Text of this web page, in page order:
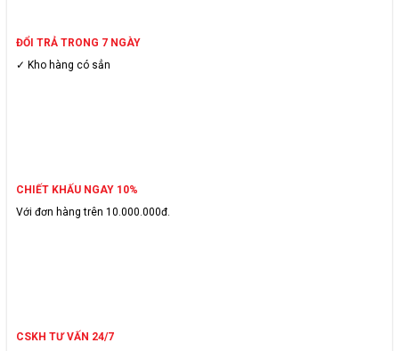
ĐỔI TRẢ TRONG 7 NGÀY
✓ Kho hàng có sẳn
CHIẾT KHẤU NGAY 10%
Với đơn hàng trên 10.000.000đ.
CSKH TƯ VẤN 24/7